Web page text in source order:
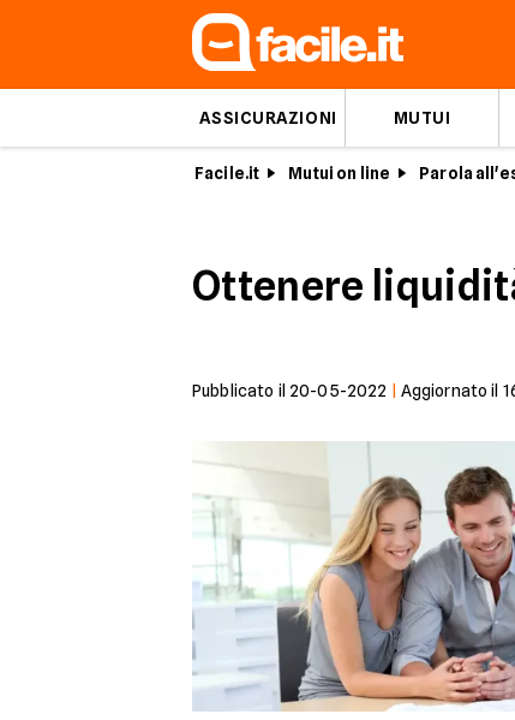
ASSICURAZIONI MUTUI
Facile.it Mutui on line Parola
Ottenere
Pubblicato il 20-05-2022 Aggiornato il